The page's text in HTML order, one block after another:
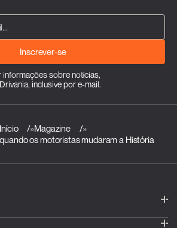
Inscrever-se
informações sobre notícias,
inclusive por e-mail.
Início »Magazine
»
os motoristas mudaram a História